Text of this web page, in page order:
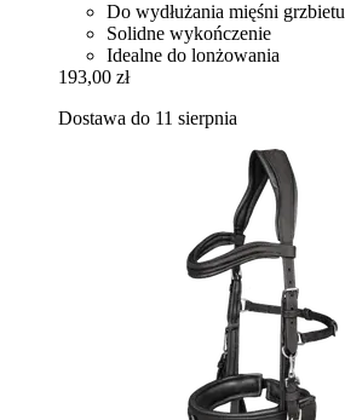
Do wydłużania mięśni grzbietu
Solidne wykończenie
Idealne do lonżowania
193,00 zł
Dostawa do 11 sierpnia